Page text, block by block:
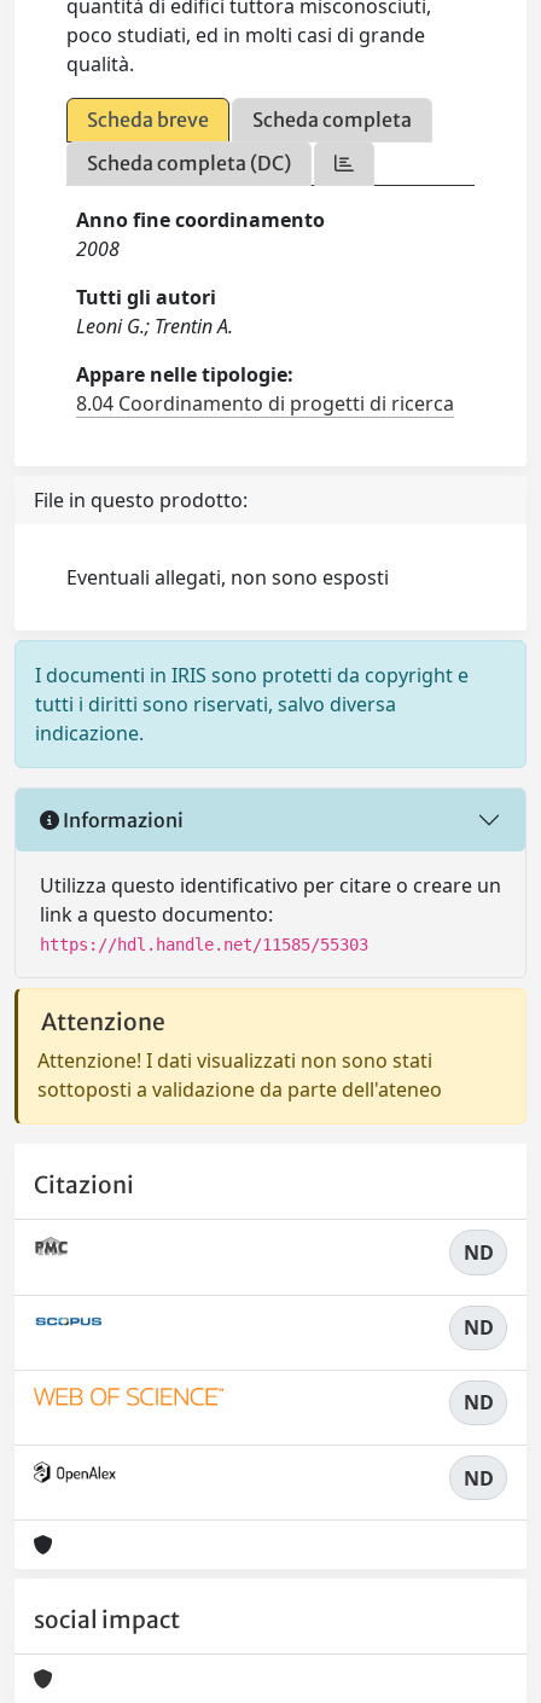
quantità di edifici tuttora misconosciuti,
poco studiati, ed in molti casi di grande
qualità.
Scheda breve
Scheda completa
Scheda completa (DC)
Anno fine coordinamento
2008
Tutti gli autori
Leoni G.; Trentin A.
Appare nelle tipologie:
8.04 Coordinamento di progetti di ricerca
File in questo prodotto:
Eventuali allegati, non sono esposti
I documenti in IRIS sono protetti da copyright e
tutti i diritti sono riservati, salvo diversa
indicazione.
Informazioni
Utilizza questo identificativo per citare o creare un
link a questo documento:
https://hdl.handle.net/11585/55303
Attenzione
Attenzione! I dati visualizzati non sono stati
sottoposti a validazione da parte dell'ateneo
Citazioni
ND
ND
ND
ND
social impact